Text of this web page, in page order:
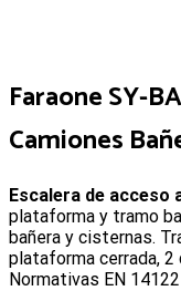
Faraone SY-
Camiones
Escalera de acceso
plataforma y tramo
bañera y cisternas.
plataforma cerrada, 2
Normativas EN